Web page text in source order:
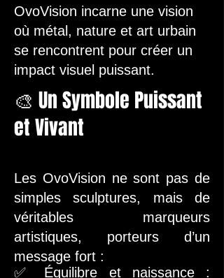
OvoVision incarne une vision
où métal, nature et art urbain
se rencontrent pour créer un
impact visuel puissant.
🎨 Un Symbole Puissant
et Vivant
Les OvoVision ne sont pas de
simples sculptures, mais de
véritables marqueurs
artistiques, porteurs d’un
message fort :
✅ Équilibre et naissance :